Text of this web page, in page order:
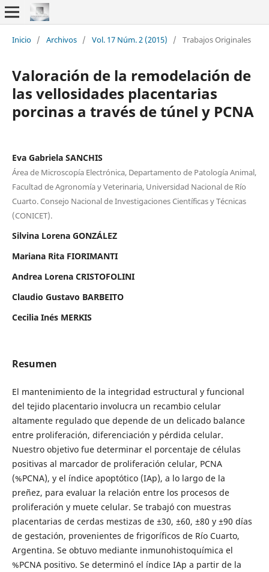
Inicio / Archivos / Vol. 17 Núm. 2 (2015) / Trabajos Originales
Valoración de la remodelación de
las vellosidades placentarias
porcinas a través de túnel y PCNA
Eva Gabriela SANCHIS
Área de Microscopía Electrónica, Departamento de Patología Animal,
Facultad de Agronomía y Veterinaria, Universidad Nacional de Río
Cuarto. Consejo Nacional de Investigaciones Científicas y Técnicas
(CONICET).
Silvina Lorena GONZÁLEZ
Mariana Rita FIORIMANTI
Andrea Lorena CRISTOFOLINI
Claudio Gustavo BARBEITO
Cecilia Inés MERKIS
Resumen
El mantenimiento de la integridad estructural y funcional
del tejido placentario involucra un recambio celular
altamente regulado que depende de un delicado balance
entre proliferación, diferenciación y pérdida celular.
Nuestro objetivo fue determinar el porcentaje de células
positivas al marcador de proliferación celular, PCNA
(%PCNA), y el índice apoptótico (IAp), a lo largo de la
preñez, para evaluar la relación entre los procesos de
proliferación y muete celular. Se trabajó con muestras
placentarias de cerdas mestizas de ±30, ±60, ±80 y ±90 días
de gestación, provenientes de frigoríficos de Río Cuarto,
Argentina. Se obtuvo mediante inmunohistoquímica el
%PCNA positivo. Se determinó el índice IAp a partir de la